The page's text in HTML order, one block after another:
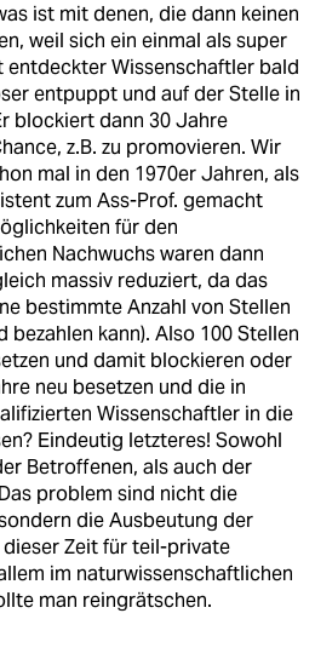
ist mit denen, die dann keinen
weil sich ein einmal als super
entdeckter Wissenschaftler bald
entpuppt und auf der Stelle in
blockiert dann 30 Jahre
z.B. zu promovieren. Wir
mal in den 1970er Jahren, als
zum Ass-Prof. gemacht
für den
Nachwuchs waren dann
massiv reduziert, da das
bestimmte Anzahl von Stellen
bezahlen kann). Also 100 Stellen
und damit blockieren oder
neu besetzen und die in
Wissenschaftler in die
Eindeutig letzteres! Sowohl
Betroffenen, als auch der
problem sind nicht die
die Ausbeutung der
Zeit für teil-private
im naturwissenschaftlichen
man reingrätschen.